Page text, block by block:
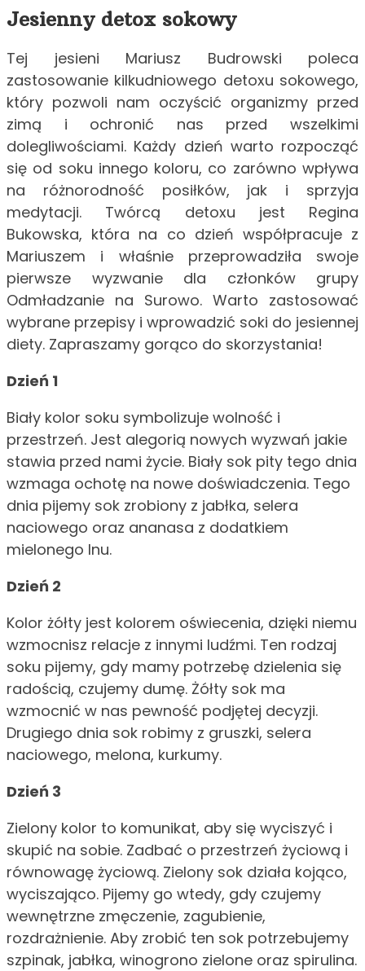
Jesienny detox sokowy
Tej jesieni Mariusz Budrowski poleca
zastosowanie kilkudniowego detoxu sokowego,
który pozwoli nam oczyścić organizmy przed
zimą i ochronić nas przed wszelkimi
dolegliwościami. Każdy dzień warto rozpocząć
się od soku innego koloru, co zarówno wpływa
na różnorodność posiłków, jak i sprzyja
medytacji. Twórcą detoxu jest Regina
Bukowska, która na co dzień współpracuje z
Mariuszem i właśnie przeprowadziła swoje
pierwsze wyzwanie dla członków grupy
Odmładzanie na Surowo. Warto zastosować
wybrane przepisy i wprowadzić soki do jesiennej
diety. Zapraszamy gorąco do skorzystania!
Dzień 1
Biały kolor soku symbolizuje wolność i
przestrzeń. Jest alegorią nowych wyzwań jakie
stawia przed nami życie. Biały sok pity tego dnia
wzmaga ochotę na nowe doświadczenia. Tego
dnia pijemy sok zrobiony z jabłka, selera
naciowego oraz ananasa z dodatkiem
mielonego lnu.
Dzień 2
Kolor żółty jest kolorem oświecenia, dzięki niemu
wzmocnisz relacje z innymi ludźmi. Ten rodzaj
soku pijemy, gdy mamy potrzebę dzielenia się
radością, czujemy dumę. Żółty sok ma
wzmocnić w nas pewność podjętej decyzji.
Drugiego dnia sok robimy z gruszki, selera
naciowego, melona, kurkumy.
Dzień 3
Zielony kolor to komunikat, aby się wyciszyć i
skupić na sobie. Zadbać o przestrzeń życiową i
równowagę życiową. Zielony sok działa kojąco,
wyciszająco. Pijemy go wtedy, gdy czujemy
wewnętrzne zmęczenie, zagubienie,
rozdrażnienie. Aby zrobić ten sok potrzebujemy
szpinak, jabłka, winogrono zielone oraz spirulina.